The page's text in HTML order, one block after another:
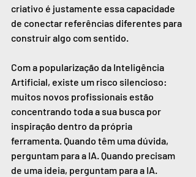
criativo é justamente essa capacidade
de conectar referências diferentes para
construir algo com sentido.
Com a popularização da Inteligência
Artificial, existe um risco silencioso:
muitos novos profissionais estão
concentrando toda a sua busca por
inspiração dentro da própria
ferramenta. Quando têm uma dúvida,
perguntam para a IA. Quando precisam
de uma ideia, perguntam para a IA.